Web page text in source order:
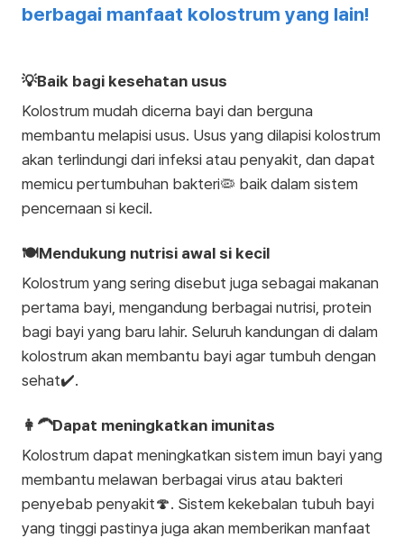
berbagai manfaat kolostrum yang lain!
💡Baik bagi kesehatan usus
Kolostrum mudah dicerna bayi dan berguna
membantu melapisi usus. Usus yang dilapisi kolostrum
akan terlindungi dari infeksi atau penyakit, dan dapat
memicu pertumbuhan bakteri🦠 baik dalam sistem
pencernaan si kecil.
🍽️Mendukung nutrisi awal si kecil
Kolostrum yang sering disebut juga sebagai makanan
pertama bayi, mengandung berbagai nutrisi, protein
bagi bayi yang baru lahir. Seluruh kandungan di dalam
kolostrum akan membantu bayi agar tumbuh dengan
sehat✔️.
👩‍🦱Dapat meningkatkan imunitas
Kolostrum dapat meningkatkan sistem imun bayi yang
membantu melawan berbagai virus atau bakteri
penyebab penyakit🍄. Sistem kekebalan tubuh bayi
yang tinggi pastinya juga akan memberikan manfaat